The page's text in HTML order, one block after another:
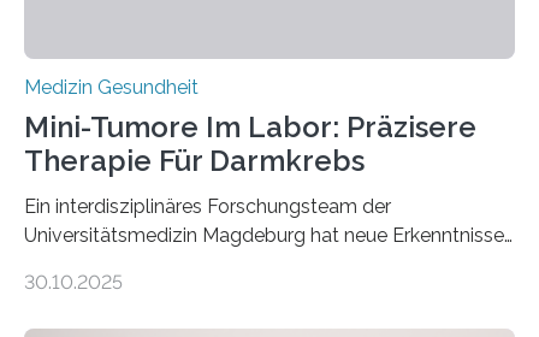
Medizin Gesundheit
Mini-Tumore Im Labor: Präzisere
Therapie Für Darmkrebs
Ein interdisziplinäres Forschungsteam der
Universitätsmedizin Magdeburg hat neue Erkenntnisse
behandelt werden kann. In ihrer aktuellen Studie,
30.10.2025